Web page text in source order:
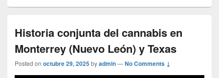
Historia conjunta del cannabis en
Monterrey (Nuevo León) y Texas
Posted on octubre 29, 2025byadmin—No Comments ↓